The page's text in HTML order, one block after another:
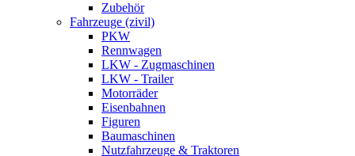
Zubehör
Fahrzeuge (zivil)
PKW
Rennwagen
LKW - Zugmaschinen
LKW - Trailer
Motorräder
Eisenbahnen
Figuren
Baumaschinen
Nutzfahrzeuge & Traktoren